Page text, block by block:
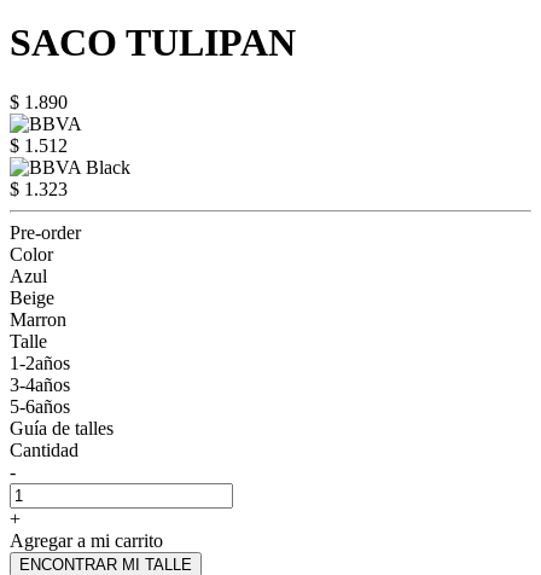
SACO TULIPAN
$ 1.890
$ 1.512
$ 1.323
Pre-order
Color
Azul
Beige
Marron
Talle
1-2años
3-4años
5-6años
Guía de talles
Cantidad
-
+
Agregar a mi carrito
ENCONTRAR MI TALLE